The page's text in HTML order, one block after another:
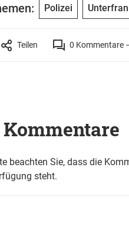
Polizei
Teilen 0 Kommentare
Kommentare
beachten Sie, dass die
steht.